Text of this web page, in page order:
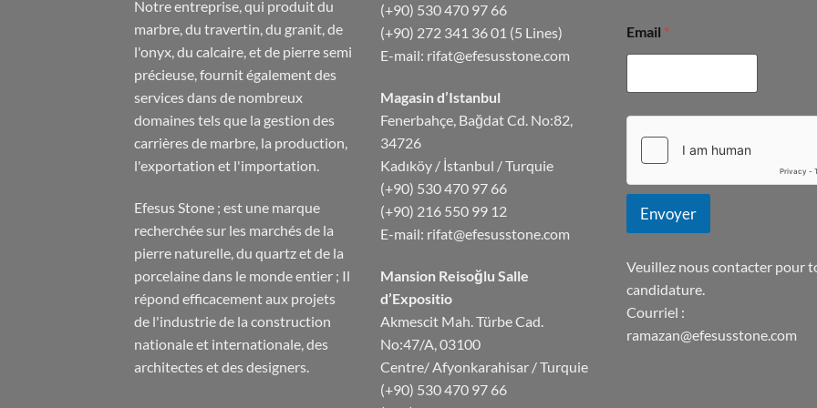
Notre entreprise, qui produit du
marbre, du travertin, du granit, de
l'onyx, du calcaire, et de pierre semi
précieuse, fournit également des
services dans de nombreux
domaines tels que la gestion des
carrières de marbre, la production,
l'exportation et l'importation.
Efesus Stone ; est une marque
recherchée sur les marchés de la
pierre naturelle, du quartz et de la
porcelaine dans le monde entier ; Il
répond efficacement aux projets
de l'industrie de la construction
nationale et internationale, des
architectes et des designers.
(+90) 530 470 97 66
(+90) 272 341 36 01 (5 Lines)
E-mail: rifat@efesusstone.com
Magasin d’Istanbul
Fenerbahçe, Bağdat Cd. No:82,
34726
Kadıköy / İstanbul / Turquie
(+90) 530 470 97 66
(+90) 216 550 99 12
E-mail: rifat@efesusstone.com
Mansion Reisoğlu Salle
d’Expositio
Akmescit Mah. Türbe Cad.
No:47/A, 03100
Centre/ Afyonkarahisar / Turquie
(+90) 530 470 97 66
Email *
Envoyer
Veuillez nous contacter pour
candidature.
Courriel :
ramazan@efesusstone.com